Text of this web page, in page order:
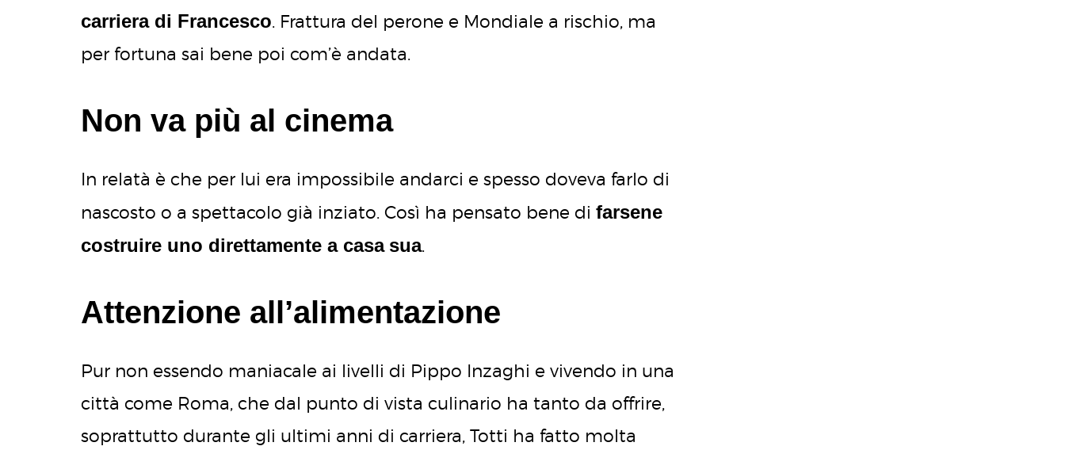
carriera di Francesco. Frattura del perone e Mondiale a rischio, ma
per fortuna sai bene poi com’è andata.
Non va più al cinema
In relatà è che per lui era impossibile andarci e spesso doveva farlo di
nascosto o a spettacolo già inziato. Così ha pensato bene di farsene
costruire uno direttamente a casa sua.
Attenzione all’alimentazione
Pur non essendo maniacale ai livelli di Pippo Inzaghi e vivendo in una
città come Roma, che dal punto di vista culinario ha tanto da offrire,
soprattutto durante gli ultimi anni di carriera, Totti ha fatto molta